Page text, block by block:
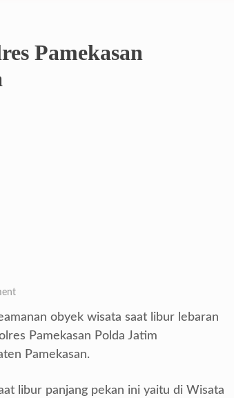
Pamekasan
obyek wisata saat libur lebaran
Pamekasan Polda Jatim
Pamekasan.
libur panjang pekan ini yaitu di Wisata